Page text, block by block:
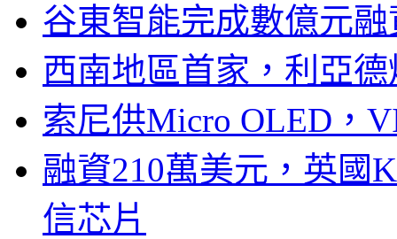
谷東智能完成數億元
西南地區首家，利亞
索尼供Micro OLED，
融資210萬美元，英國
信芯片